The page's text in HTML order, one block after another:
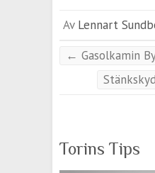
Av Lennart
← Gasolkamin
Torins Tips